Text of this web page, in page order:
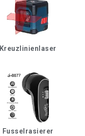
Kreuzlinienlaser
Fusselrasierer